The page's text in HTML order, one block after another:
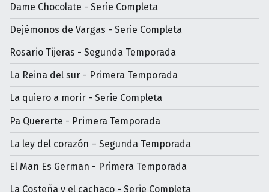
Dame Chocolate - Serie Completa
Dejémonos de Vargas - Serie Completa
Rosario Tijeras - Segunda Temporada
La Reina del sur - Primera Temporada
La quiero a morir - Serie Completa
Pa Quererte - Primera Temporada
La ley del corazón – Segunda Temporada
El Man Es German - Primera Temporada
La Costeña y el cachaco - Serie Completa